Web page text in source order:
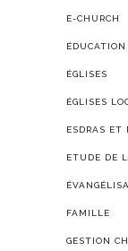
E-CHURCH
ÉDUCATION
ÉGLISES
ÉGLISES
ESDRAS ET
ETUDE DE
FAMILLE
GESTION